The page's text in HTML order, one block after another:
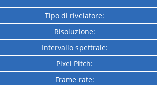
Tipo di rivelatore:
Risoluzione:
Intervallo spettrale:
Pixel Pitch:
Frame rate: